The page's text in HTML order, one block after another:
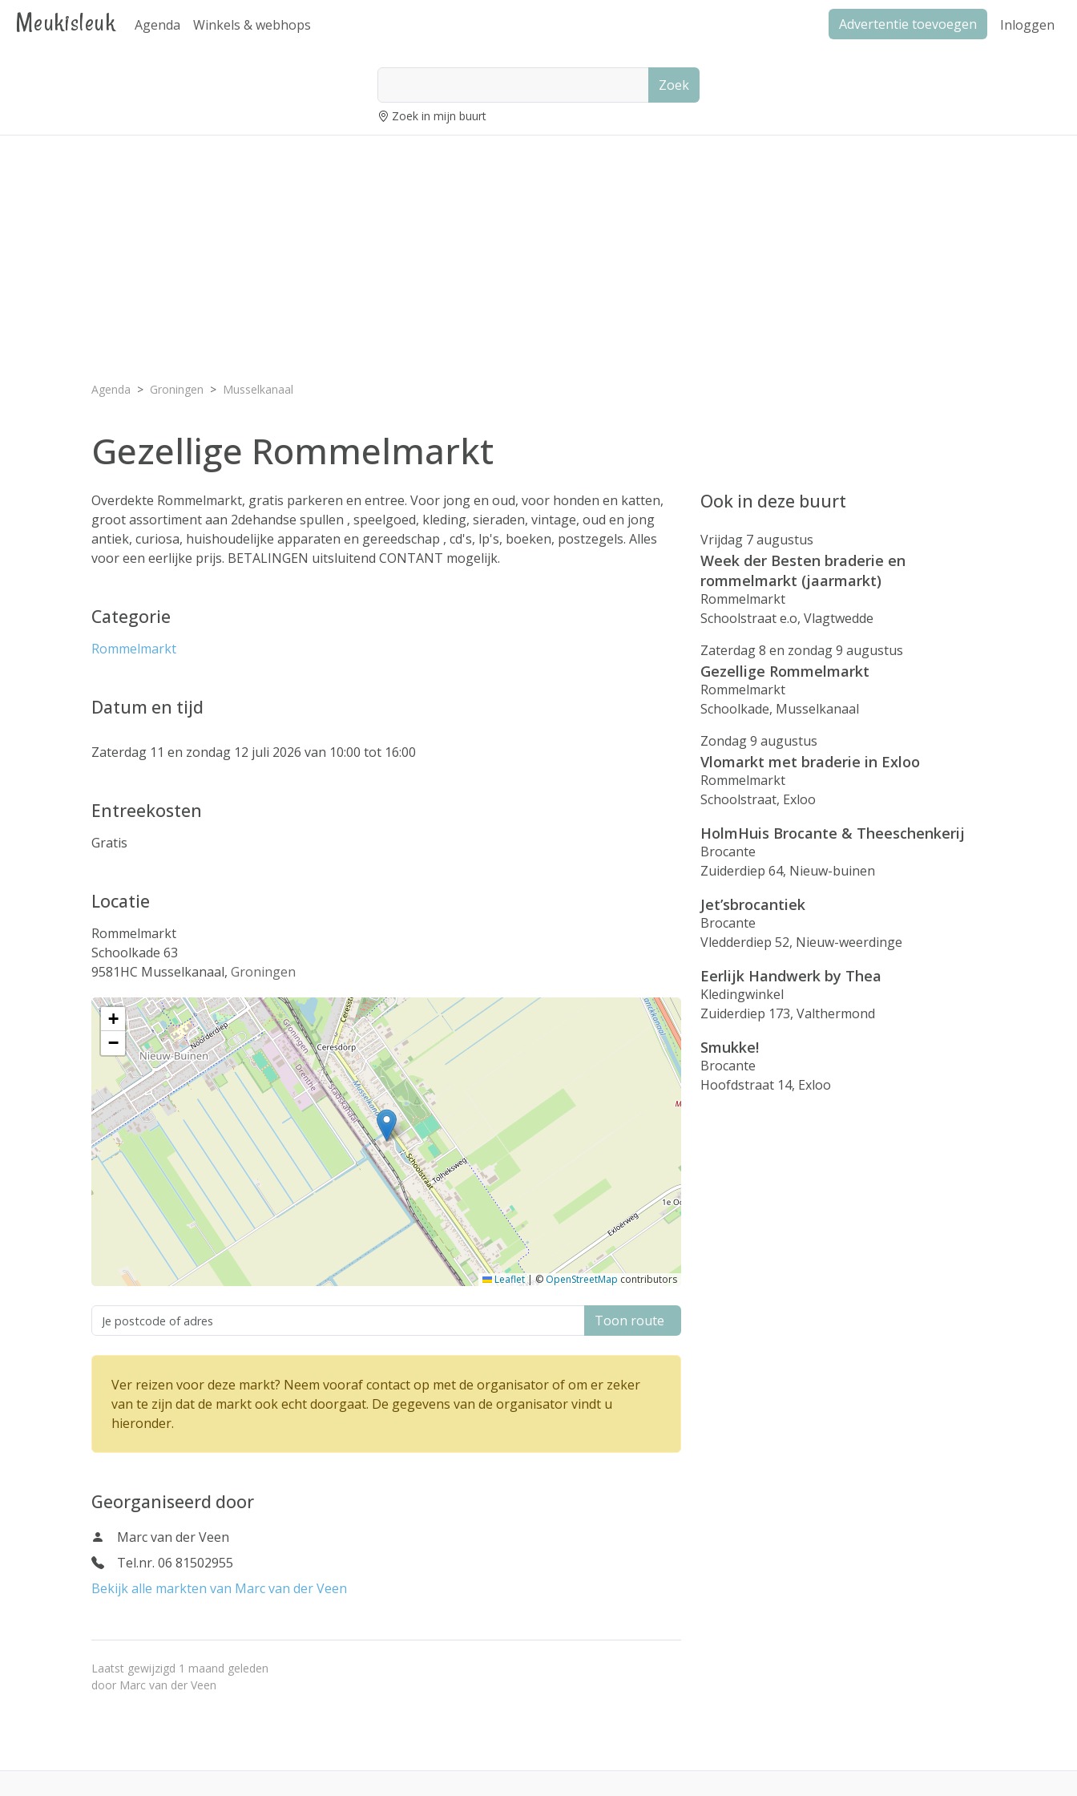
Meukisleuk Agenda Winkels & webhops Advertentie toevoegen Inloggen
Zoek
Zoek in mijn buurt
Agenda Groningen Musselkanaal
Gezellige Rommelmarkt
Overdekte Rommelmarkt, gratis parkeren en entree. Voor jong en oud, voor honden en katten,
groot assortiment aan 2dehandse spullen , speelgoed, kleding, sieraden, vintage, oud en jong
antiek, curiosa, huishoudelijke apparaten en gereedschap , cd's, lp's, boeken, postzegels. Alles
voor een eerlijke prijs. BETALINGEN uitsluitend CONTANT mogelijk.
Categorie
Rommelmarkt
Datum en tijd
Zaterdag 11 en zondag 12 juli 2026 van 10:00 tot 16:00
Entreekosten
Gratis
Locatie
Rommelmarkt
Schoolkade 63
9581HC Musselkanaal, Groningen
+
−
Leaflet|©OpenStreetMap contributors
Toon route
Ver reizen voor deze markt? Neem vooraf contact op met de organisator of om er zeker
van te zijn dat de markt ook echt doorgaat. De gegevens van de organisator vindt u
hieronder.
Georganiseerd door
Marc van der Veen
Tel.nr. 06 81502955
Bekijk alle markten van Marc van der Veen
Laatst gewijzigd 1 maand geleden
door Marc van der Veen
Ook in deze buurt
Vrijdag 7 augustus
Week der Besten braderie en
rommelmarkt (jaarmarkt)
Rommelmarkt
Schoolstraat e.o, Vlagtwedde
Zaterdag 8 en zondag 9 augustus
Gezellige Rommelmarkt
Rommelmarkt
Schoolkade, Musselkanaal
Zondag 9 augustus
Vlomarkt met braderie in Exloo
Rommelmarkt
Schoolstraat, Exloo
HolmHuis Brocante & Theeschenkerij
Brocante
Zuiderdiep 64, Nieuw-buinen
Jet’sbrocantiek
Brocante
Vledderdiep 52, Nieuw-weerdinge
Eerlijk Handwerk by Thea
Kledingwinkel
Zuiderdiep 173, Valthermond
Smukke!
Brocante
Hoofdstraat 14, Exloo